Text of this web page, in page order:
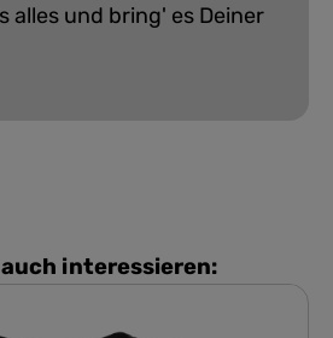
alles und bring' es Deiner
interessieren: